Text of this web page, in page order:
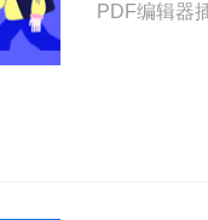
PDF编辑器